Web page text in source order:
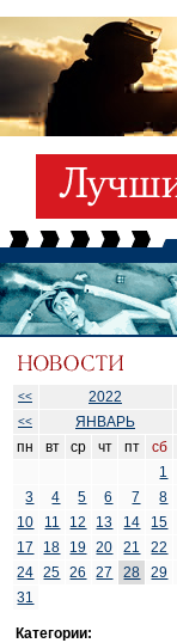
<< 2022
<<
ЯНВАРЬ
пн вт ср чт пт сб
1
3
4 5 6 7 8
10
11 12 13 14 15
17
18 19 20 21 22
24
25 26 27 28 29
31
Категории: